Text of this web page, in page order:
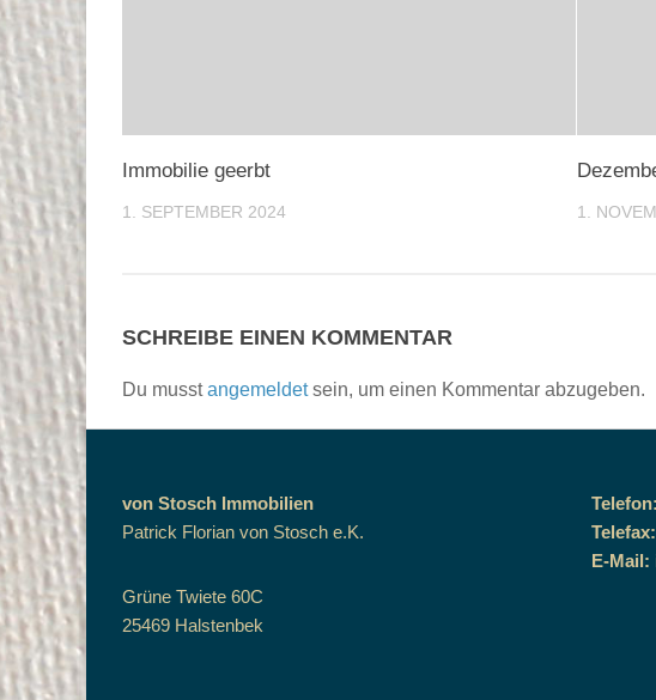
Immobilie geerbt
1. SEPTEMBER 2024 1.
SCHREIBE EINEN KOMMENTAR
Du musstangemeldetsein, um einen Kommentar abzugeben.
von Stosch Immobilien
Patrick Florian von Stosch e.K.
Grüne Twiete 60C
25469 Halstenbek
Telefon:
Telefax:
E-Mail: